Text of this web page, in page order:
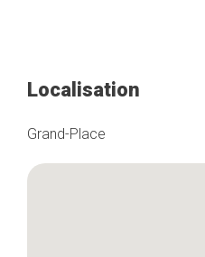
Localisation
Grand-Place